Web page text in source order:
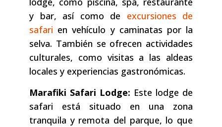
y bar, así como de excursiones de
safari en vehículo y caminatas por la
selva. También se ofrecen actividades
culturales, como visitas a las aldeas
locales y experiencias gastronómicas.
Marafiki Safari Lodge: Este lodge de
safari está situado en una zona
tranquila y remota del parque, lo que